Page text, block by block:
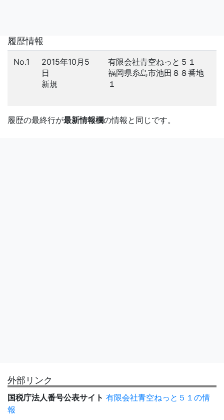
履歴情報
No.1
2015年10月5
日
新規
有限会社青空ねっと５１
福岡県糸島市池田８８番地
１
履歴の最終行が最新情報欄の情報と同じです。
外部リンク
国税庁法人番号公表サイト 有限会社青空ねっと５１の情
報